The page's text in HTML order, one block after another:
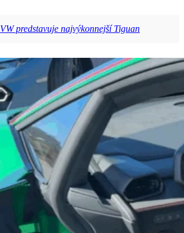
VW predstavuje najvýkonnejší Tiguan